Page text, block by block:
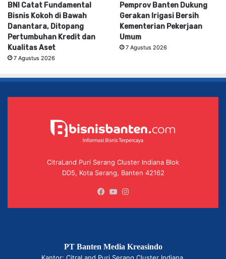
BNI Catat Fundamental
Bisnis Kokoh di Bawah
Danantara, Ditopang
Pertumbuhan Kredit dan
Kualitas Aset
7 Agustus 2026
Pemprov Banten Dukung
Gerakan Irigasi Bersih
Kementerian Pekerjaan
Umum
7 Agustus 2026
CitraLand Puri Serang Cluster Indiana Blok
DD5, Kota Serang, Banten 42162
Facebook
YouTube
PT Banten Media Kreasindo